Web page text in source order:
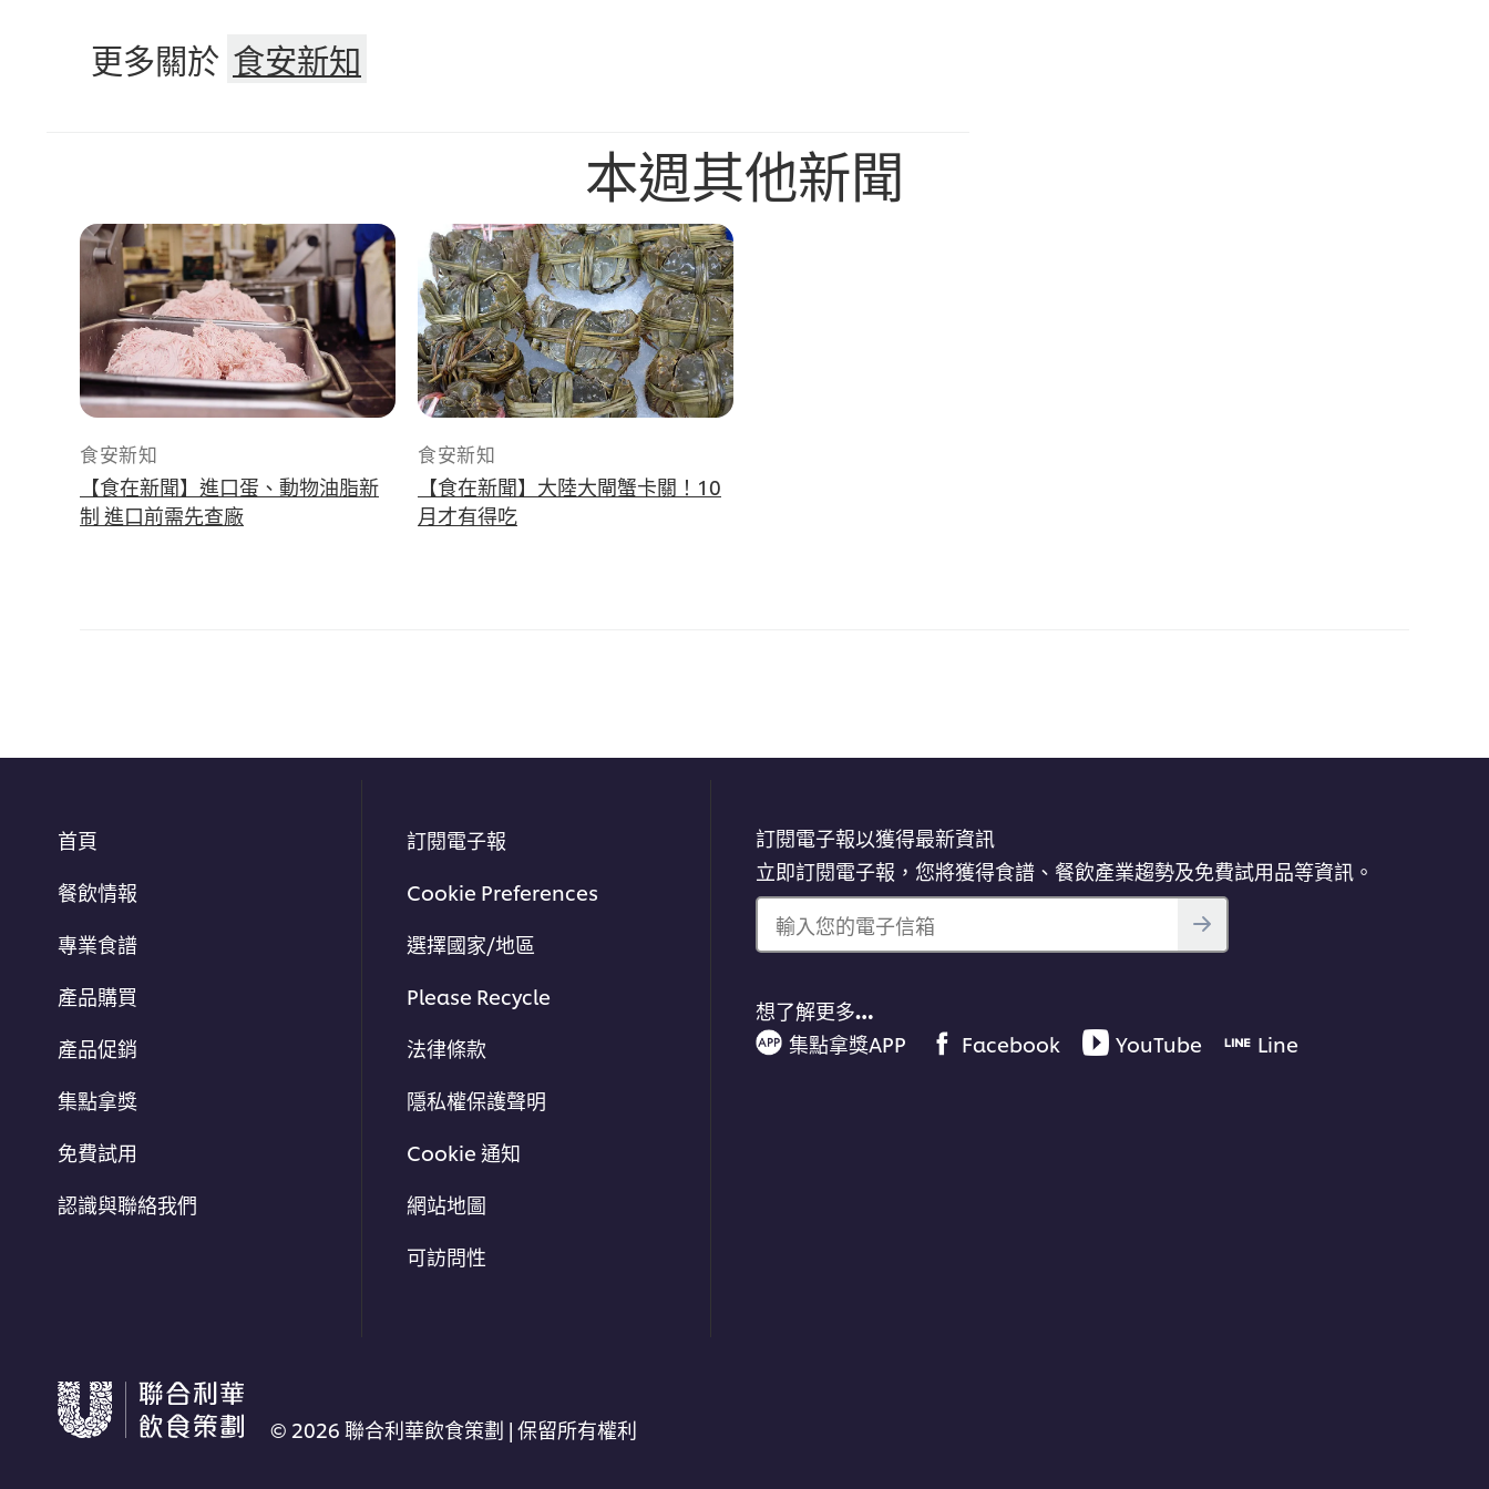
更多關於 食安新知
本週其他新聞
食安新知
【食在新聞】進口蛋、動物油脂新
制 進口前需先查廠
食安新知
【食在新聞】大陸大閘蟹卡關！10
月才有得吃
首頁
餐飲情報
專業食譜
產品購買
產品促銷
集點拿獎
免費試用
認識與聯絡我們
訂閱電子報
Cookie Preferences
選擇國家/地區
Please Recycle
法律條款
隱私權保護聲明
Cookie 通知
網站地圖
可訪問性
訂閱電子報以獲得最新資訊
立即訂閱電子報，您將獲得食譜、餐飲產業趨勢及免費試用品等資訊。
輸入您的電子信箱
想了解更多…
集點拿獎APP
Facebook YouTube Line
© 2026 聯合利華飲食策劃 | 保留所有權利